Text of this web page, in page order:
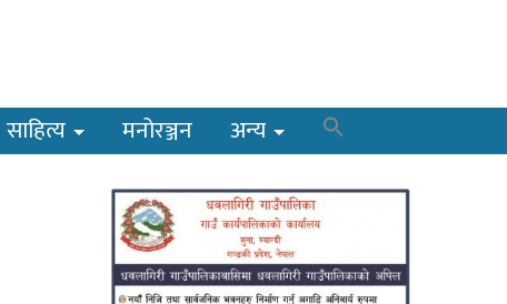
साहित्य मनोरञ्जन अन्य